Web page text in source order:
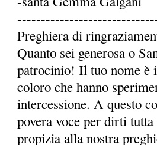
Preghiera di
Quanto sei generosa o
patrocinio! Il tuo nome è
coloro che hanno
intercessione. A questo
povera voce per dirti
propizia alla nostra